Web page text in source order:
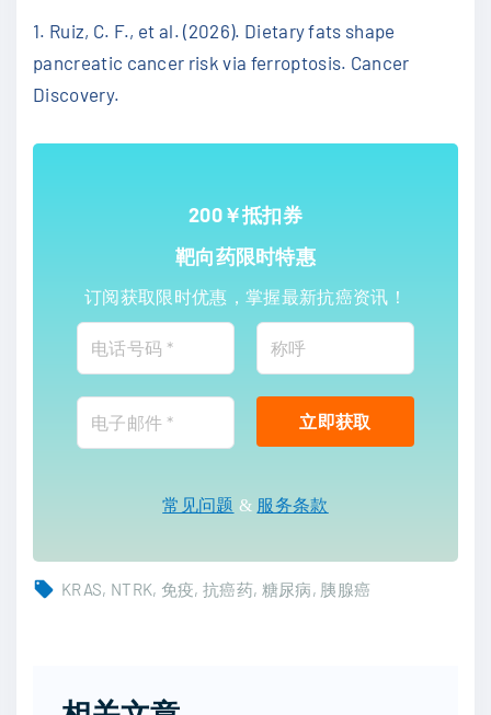
1. Ruiz, C. F., et al. (2026). Dietary fats shape
pancreatic cancer risk via ferroptosis. Cancer
Discovery.
200￥抵扣券
靶向药限时特惠
订阅获取限时优惠，掌握最新抗癌资讯！
常见问题 & 服务条款
KRAS NTRK 免疫 抗癌药 糖尿病 胰腺癌